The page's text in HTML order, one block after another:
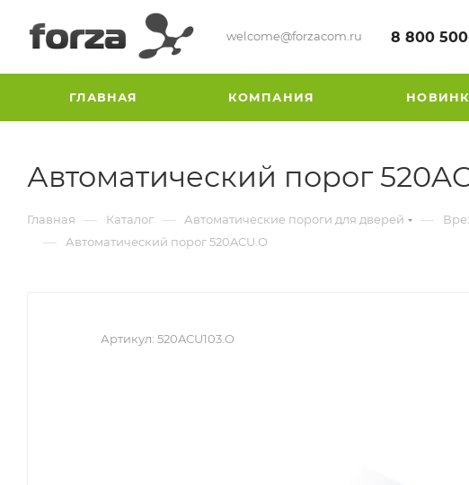
welcome@forzacom.ru 8 800
ГЛАВНАЯ КОМПАНИЯ
Автоматический порог
Главная — Каталог — Автоматические пороги для дверей —
— Автоматический порог 520ACU.O
Артикул: 520ACU103.O